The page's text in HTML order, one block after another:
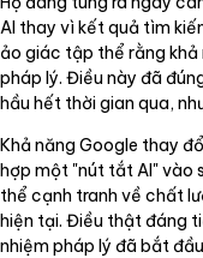
AI thay vì kết quả tìm
ảo giác tập thể rằng
pháp lý. Điều này đã
hầu hết thời gian qua,
Khả năng Google thay
hợp một "nút tắt AI" vào
thể cạnh tranh về chất
hiện tại. Điều thật đáng
nhiệm pháp lý đã bắt